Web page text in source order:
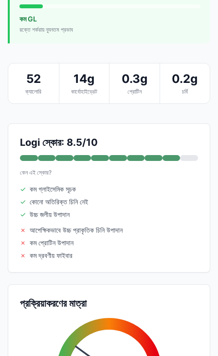
কম GL
রক্তে শর্করায় ন্যূনতম প্রভাব
52
ক্যালোরি
14g
কার্বোহাইড্রেট
0.3g
প্রোটিন
0.2g
চর্বি
Logi স্কোর: 8.5/10
কেন এই স্কোর?
✓ কম গ্লাইসেমিক সূচক
✓ কোনো অতিরিক্ত চিনি নেই
✓ উচ্চ জলীয় উপাদান
✗ আপেক্ষিকভাবে উচ্চ প্রাকৃতিক চিনি উপাদান
✗ কম প্রোটিন উপাদান
✗ কম দ্রবণীয় ফাইবার
প্রক্রিয়াকরণের মাত্রা